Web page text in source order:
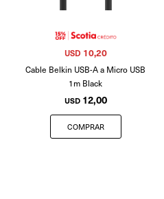
Cable Belkin USB-A a Micro USB
1m Black
USD 12,00
USD 10,20